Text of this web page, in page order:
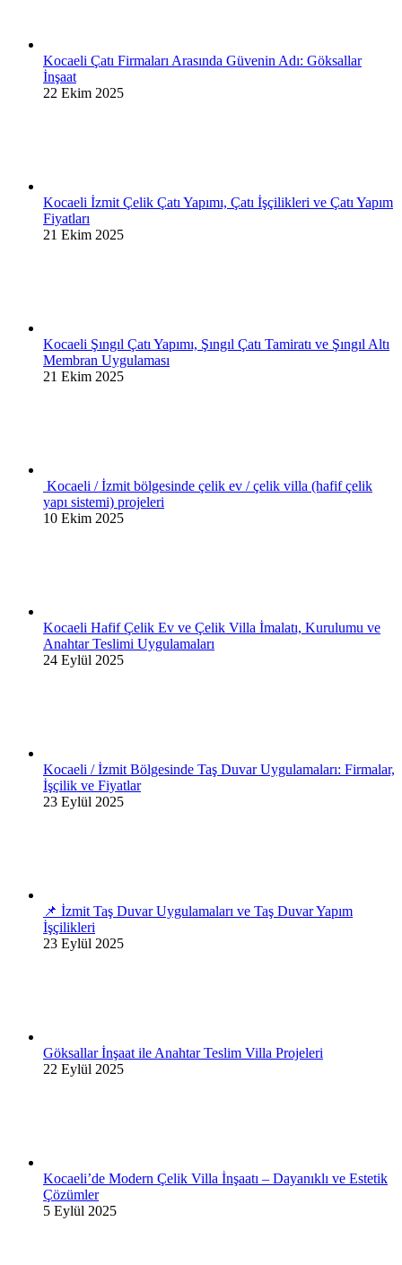
Kocaeli Çatı Firmaları Arasında Güvenin Adı: Göksallar
İnşaat
22 Ekim 2025
Kocaeli İzmit Çelik Çatı Yapımı, Çatı İşçilikleri ve Çatı Yapım
Fiyatları
21 Ekim 2025
Kocaeli Şıngıl Çatı Yapımı, Şıngıl Çatı Tamiratı ve Şıngıl Altı
Membran Uygulaması
21 Ekim 2025
Kocaeli / İzmit bölgesinde çelik ev / çelik villa (hafif çelik
yapı sistemi) projeleri
10 Ekim 2025
Kocaeli Hafif Çelik Ev ve Çelik Villa İmalatı, Kurulumu ve
Anahtar Teslimi Uygulamaları
24 Eylül 2025
Kocaeli / İzmit Bölgesinde Taş Duvar Uygulamaları: Firmalar,
İşçilik ve Fiyatlar
23 Eylül 2025
📌 İzmit Taş Duvar Uygulamaları ve Taş Duvar Yapım
İşçilikleri
23 Eylül 2025
Göksallar İnşaat ile Anahtar Teslim Villa Projeleri
22 Eylül 2025
Kocaeli’de Modern Çelik Villa İnşaatı – Dayanıklı ve Estetik
Çözümler
5 Eylül 2025